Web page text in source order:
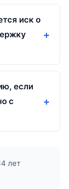
иск о
если
с
лет